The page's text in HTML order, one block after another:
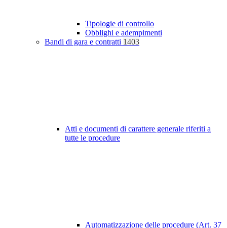
Tipologie di controllo
Obblighi e adempimenti
Bandi di gara e contratti 1403
Atti e documenti di carattere generale riferiti a
tutte le procedure
Automatizzazione delle procedure (Art. 37